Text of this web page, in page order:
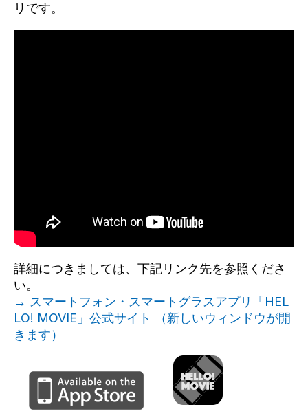
リです。
詳細につきましては、下記リンク先を参照くださ
い。
→ スマートフォン・スマートグラスアプリ「HEL
LO! MOVIE」公式サイト （新しいウィンドウが開
きます）